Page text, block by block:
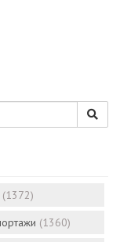
(1372)
(1360)